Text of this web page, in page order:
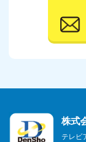
株式
テレビ